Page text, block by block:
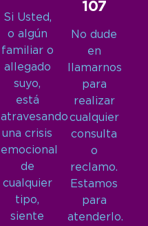
Si Usted,
o algún
familiar o
allegado
suyo,
está
atravesando
una crisis
emocional
de
cualquier
tipo,
siente
107
No dude
en
llamarnos
para
realizar
cualquier
consulta
o
reclamo.
Estamos
para
atenderlo.